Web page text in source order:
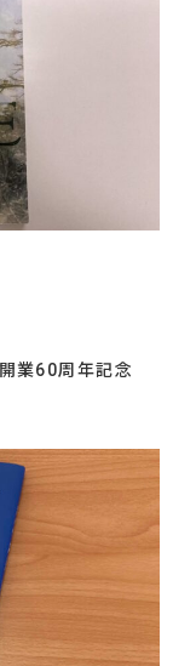
業60周年記念